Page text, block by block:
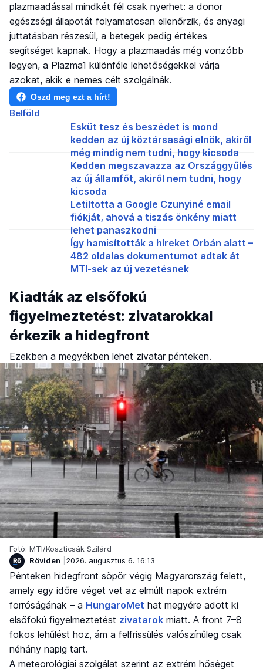
plazmaadással mindkét fél csak nyerhet: a donor
egészségi állapotát folyamatosan ellenőrzik, és anyagi
juttatásban részesül, a betegek pedig értékes
segítséget kapnak. Hogy a plazmaadás még vonzóbb
legyen, a Plazma1 különféle lehetőségekkel várja
azokat, akik e nemes célt szolgálnák.
Oszd meg ezt a hírt!
Belföld
Esküt tesz és beszédet is mond
kedden az új köztársasági elnök, akiről
még mindig nem tudni, hogy kicsoda
Kedden megszavazza az Országgyűlés
az új államfőt, akiről nem tudni, hogy
kicsoda
Letiltotta a Google Czunyiné email
fiókját, ahová a tiszás önkény miatt
lehet panaszkodni
Így hamisították a híreket Orbán alatt –
482 oldalas dokumentumot adtak át
MTI-sek az új vezetésnek
Kiadták az elsőfokú
figyelmeztetést: zivatarokkal
érkezik a hidegfront
Ezekben a megyékben lehet zivatar pénteken.
Fotó: MTI/Koszticsák Szilárd
Röviden
2026. augusztus 6. 16:13
Pénteken hidegfront söpör végig Magyarország felett,
amely egy időre véget vet az elmúlt napok extrém
forróságának – a HungaroMet hat megyére adott ki
elsőfokú figyelmeztetést zivatarok miatt. A front 7–8
fokos lehűlést hoz, ám a felfrissülés valószínűleg csak
néhány napig tart.
A meteorológiai szolgálat szerint az extrém hőséget